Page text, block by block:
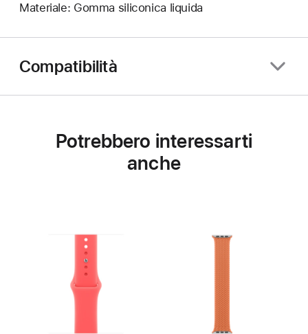
Materiale: Gomma siliconica liquida
Compatibilità
Potrebbero interessarti
anche